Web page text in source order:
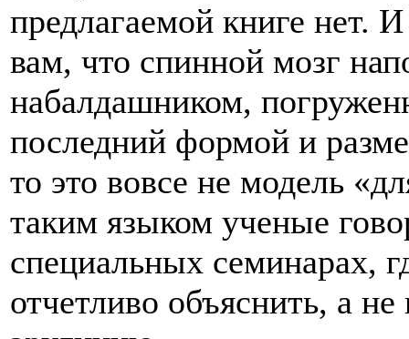
предлагаемой книге нет.
вам, что спинной мозг
набалдашником,
последний формой и
то это вовсе не модель
таким языком ученые
специальных семинарах,
отчетливо объяснить, а